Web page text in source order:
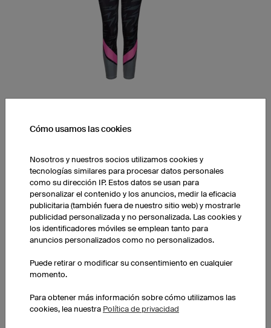
Midwaist - Media cintura
Tejido ligero LY-Tex
1 unidad: 76,00 € cada unidad
10 uds.: 55,00 € cada unidad
50 uds.: 40,00 € cada unidad
Cómo usamos las cookies
Nosotros y nuestros socios utilizamos cookies y
tecnologías similares para procesar datos personales
como su dirección IP. Estos datos se usan para
personalizar el contenido y los anuncios, medir la eficacia
publicitaria (también fuera de nuestro sitio web) y mostrarle
publicidad personalizada y no personalizada. Las cookies y
los identificadores móviles se emplean tanto para
anuncios personalizados como no personalizados.
Puede retirar o modificar su consentimiento en cualquier
momento.
Para obtener más información sobre cómo utilizamos las
cookies, lea nuestra Política de privacidad